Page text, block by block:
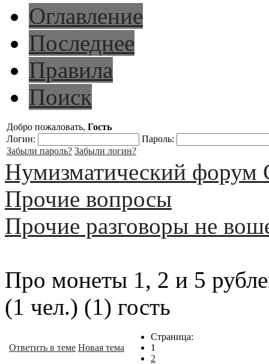
Оглавление
Последнее
Правила
Поиск
Добро пожаловать, Гость
Логин:
Пароль:
Забыли пароль? Забыли логин?
Нумизматический форум
Прочие вопросы
Прочие разговоры не
Про монеты 1, 2 и 5
(1 чел.) (1) гость
Ответить в теме Новая тема
Страница:
1
2